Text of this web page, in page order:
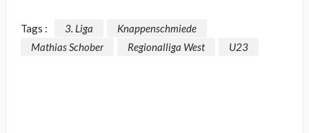
Tags : 3. Liga
Knappenschmiede
Mathias Schober
Regionalliga West U23